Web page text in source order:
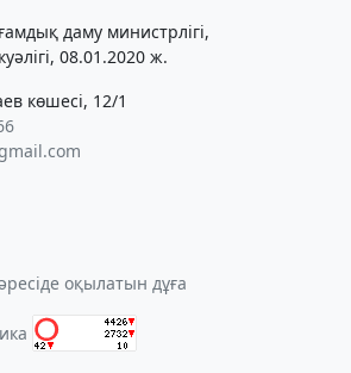
даму министрлігі,
08.01.2020 ж.
көшесі, 12/1
оқылатын дұға